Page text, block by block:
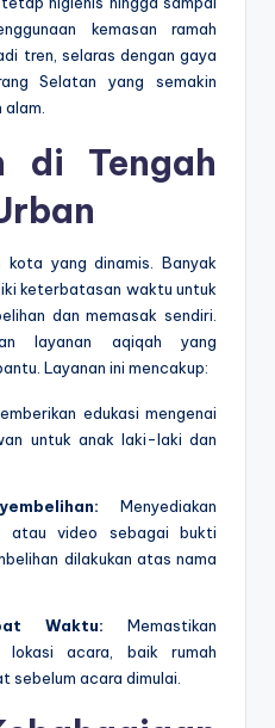
kemasan ramah
tren, selaras dengan gaya
Selatan yang semakin
di Tengah
kota yang dinamis. Banyak
keterbatasan waktu untuk
dan memasak sendiri.
layanan aqiqah yang
Layanan ini mencakup:
edukasi mengenai
untuk anak laki-laki dan
Menyediakan
atau video sebagai bukti
dilakukan atas nama
Waktu: Memastikan
lokasi acara, baik rumah
sebelum acara dimulai.